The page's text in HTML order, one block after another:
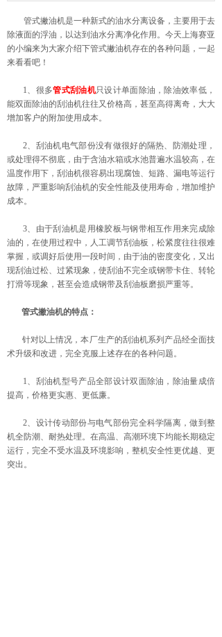
管式撇油机是一种新式的油水分离设备，主要用于去
除液面的浮油，以达到油水分离净化作用。今天上海赛亚
的小编来为大家介绍下管式撇油机存在的各种问题，一起
来看看吧！
1、很多管式刮油机只设计单面除油，除油效率低，
能双面除油的刮油机往往又价格高，甚至高得离奇，大大
增加客户的附加使用成本。
2、刮油机电气部份没有做很好的隔热、防潮处理，
或处理得不彻底，由于含油水箱或水池普遍水温较高，在
温度作用下，刮油机很容易出现腐蚀、短路、漏电等运行
故障，严重影响刮油机的安全性能及使用寿命，增加维护
成本。
3、由于刮油机是用橡胶板与钢带相互作用来完成除
油的，在使用过程中，人工调节刮油板，松紧度往往很难
掌握，或调好后使用一段时间，由于油的密度变化，又出
现刮油过松、过紧现象，使刮油不完全或钢带卡住、转轮
打滑等现象，甚至会造成钢带及刮油板磨损严重等。
管式撇油机的特点：
针对以上情况，本厂生产的刮油机系列产品经全面技
术升级和改进，完全克服上述存在的各种问题。
1、刮油机型号产品全部设计双面除油，除油量成倍
提高，价格更实惠、更低廉。
2、设计传动部份与电气部份完全科学隔离，做到整
机全防潮、耐热处理。在高温、高潮环境下均能长期稳定
运行，完全不受水温及环境影响，整机安全性更优越、更
突出。